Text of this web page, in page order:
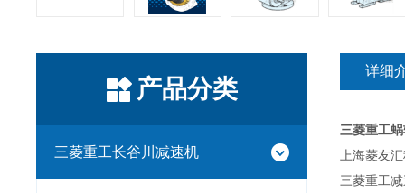
产品分类
三菱重工长谷川减速机
详细
三菱重工
上海菱友
三菱重工